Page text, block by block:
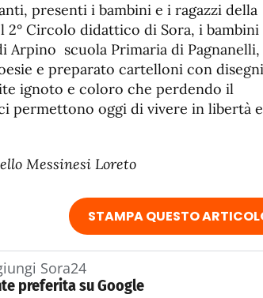
presenti i bambini e i ragazzi della
2° Circolo didattico di Sora, i bambini
Arpino scuola Primaria di Pagnanelli,
e preparato cartelloni con disegni
ignoto e coloro che perdendo il
permettono oggi di vivere in libertà e
Messinesi Loreto
STAMPA QUESTO
Sora24
preferita su Google